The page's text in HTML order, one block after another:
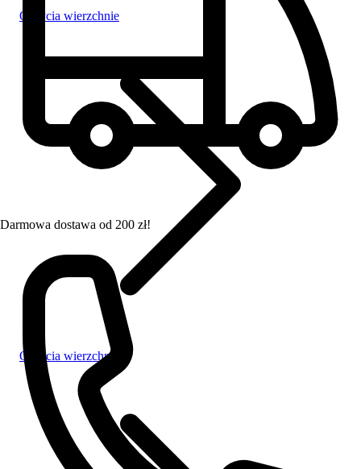
Darmowa dostawa od 200 zł!
Okrycia wierzchnie
Okrycia wierzchnie